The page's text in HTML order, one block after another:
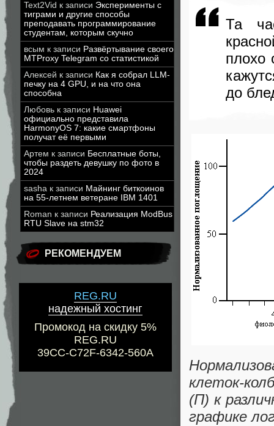
Text2Vid к записи Эксперименты с
тиграми и другие способы
преподавать программирование
студентам, которым скучно
всым к записи Развёртывание своего
MTProxy Telegram со статистикой
Алексей к записи Как я собрал LLM-
печку на 4 GPU, и на что она
способна
Любовь к записи Huawei
официально представила
HarmonyOS 7: какие смартфоны
получат её первыми
Артем к записи Бесплатные боты,
чтобы раздеть девушку по фото в
2024
sasha к записи Майнинг биткоинов
на 55-летнем ветеране IBM 1401
Roman к записи Реализация ModBus
RTU Slave на stm32
РЕКОМЕНДУЕМ
REG.RU
надежный хостинг
Промокод на скидку 5%
REG.RU
39CC-C72F-6342-560A
Та
плохо
до
клеток-
(П) к
графике